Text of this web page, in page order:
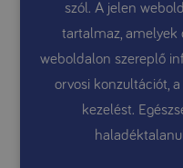
szól. A jelen
tartalmaz, amelyek
weboldalon szereplő
orvosi konzultációt,
kezelést.